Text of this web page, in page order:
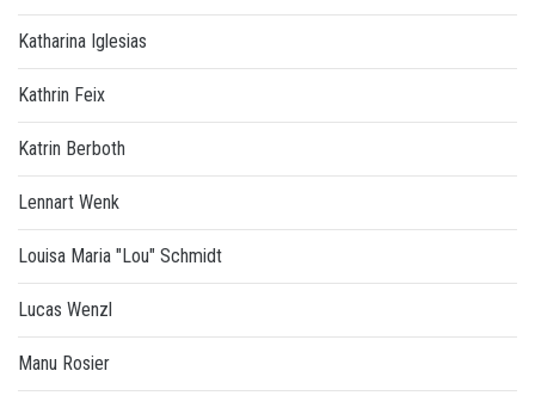
Katharina Iglesias
Kathrin Feix
Katrin Berboth
Lennart Wenk
Louisa Maria "Lou" Schmidt
Lucas Wenzl
Manu Rosier